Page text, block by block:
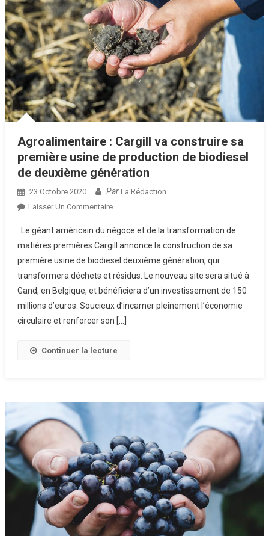
Agroalimentaire : Cargill va construire sa
première usine de production de biodiesel
de deuxième génération
23 Octobre 2020 Par La Rédaction
Laisser Un CommentaireSur
Cargill
Va
Construire
Sa
Première
Usine
De
Le géant américain du négoce et de la transformation de
matières premières Cargill annonce la construction de sa
première usine de biodiesel deuxième génération, qui
transformera déchets et résidus. Le nouveau site sera situé à
Gand, en Belgique, et bénéficiera d’un investissement de 150
millions d’euros. Soucieux d’incarner pleinement l’économie
circulaire et renforcer son […]
Continuer la lecture